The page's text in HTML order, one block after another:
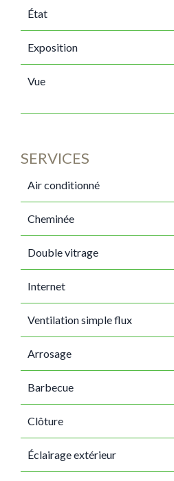
État
Exposition
Vue
SERVICES
Air conditionné
Cheminée
Double vitrage
Internet
Ventilation simple flux
Arrosage
Barbecue
Clôture
Éclairage extérieur